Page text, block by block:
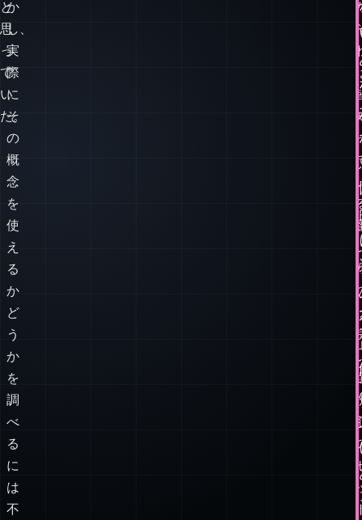
ぽ
い
も
の
だ
と
思
っ
て
い
た。
に
は
良
い。
し
か
し、
実
際
に
そ
の
概
念
を
使
え
る
か
ど
う
か
を
調